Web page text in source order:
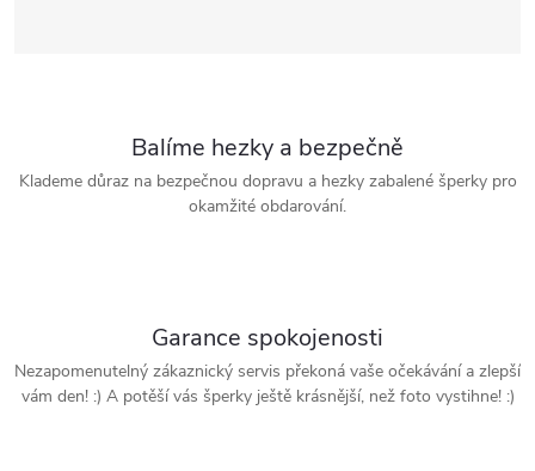
Balíme hezky a bezpečně
Klademe důraz na bezpečnou dopravu a hezky zabalené šperky pro
okamžité obdarování.
Garance spokojenosti
Nezapomenutelný zákaznický servis překoná vaše očekávání a zlepší
vám den! :) A potěší vás šperky ještě krásnější, než foto vystihne! :)